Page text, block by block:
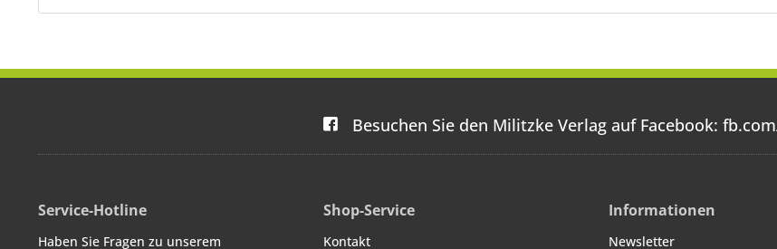
Besuchen Sie den Militzke Verlag auf Facebook:
Service-Hotline
Haben Sie Fragen zu unserem
Shop-Service
Kontakt
Informationen
Newsletter